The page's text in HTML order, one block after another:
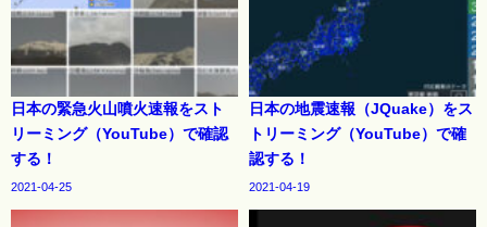
日本の緊急火山噴火速報をスト
リーミング（YouTube）で確認
する！
2021-04-25
日本の地震速報（JQuake）をス
トリーミング（YouTube）で確
認する！
2021-04-19